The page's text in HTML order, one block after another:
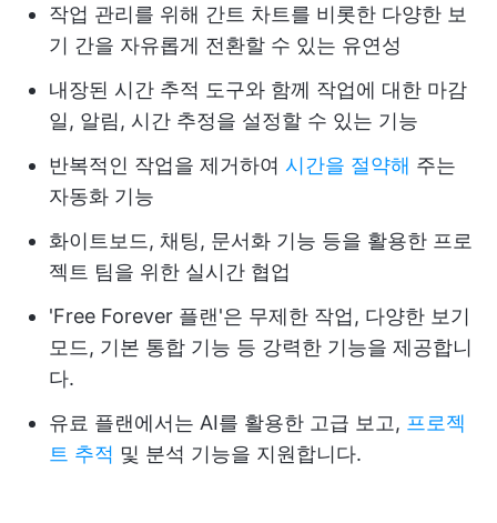
작업 관리를 위해 간트 차트를 비롯한 다양한 보
기 간을 자유롭게 전환할 수 있는 유연성
내장된 시간 추적 도구와 함께 작업에 대한 마감
일, 알림, 시간 추정을 설정할 수 있는 기능
반복적인 작업을 제거하여 시간을 절약해 주는
자동화 기능
화이트보드, 채팅, 문서화 기능 등을 활용한 프로
젝트 팀을 위한 실시간 협업
'Free Forever 플랜'은 무제한 작업, 다양한 보기
모드, 기본 통합 기능 등 강력한 기능을 제공합니
다.
유료 플랜에서는 AI를 활용한 고급 보고, 프로젝
트 추적 및 분석 기능을 지원합니다.